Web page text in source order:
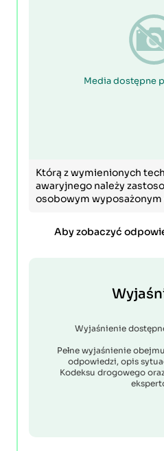
Media dostępne
Którą z wymienionych
awaryjnego należy
osobowym wyposażonym
Aby zobaczyć
Wyjaśnienie
Pełne wyjaśnienie
odpowiedzi, opis
Kodeksu drogowego